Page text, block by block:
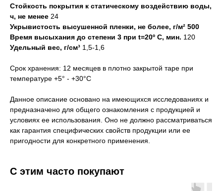
Стойкость покрытия к статическому воздействию воды,
ч, не менее 24
Укрывистость высушенной пленки, не более, г/м² 500
Время высыхания до степени 3 при t=20º С, мин. 120
Удельный вес, г/см³ 1,5-1,6
Срок хранения: 12 месяцев в плотно закрытой таре при
температуре +5° - +30°С
Данное описание основано на имеющихся исследованиях и
предназначено для общего ознакомления с продукцией и
условиях ее использования. Оно не должно рассматриваться
как гарантия специфических свойств продукции или ее
пригодности для конкретного применения.
С этим часто покупают